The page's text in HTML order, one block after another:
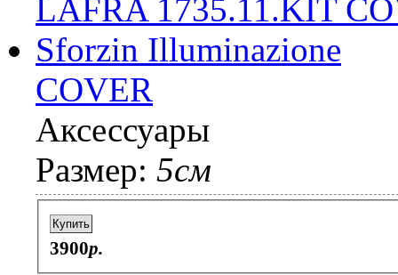
COVER
Аксессуары
Размер: 5см
Купить
3900p.